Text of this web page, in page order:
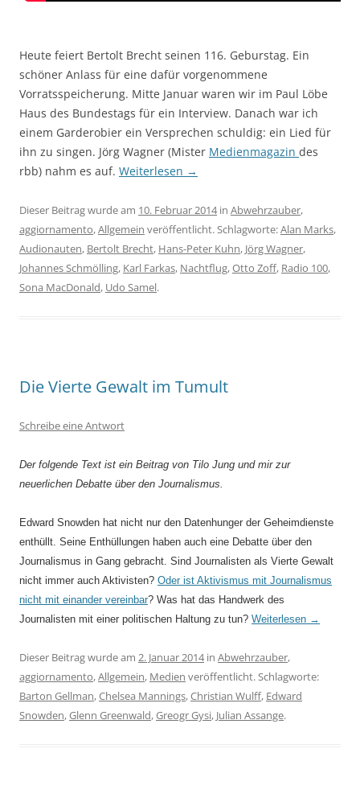
Heute feiert Bertolt Brecht seinen 116. Geburstag. Ein
schöner Anlass für eine dafür vorgenommene
Vorratsspeicherung. Mitte Januar waren wir im Paul Löbe
Haus des Bundestags für ein Interview. Danach war ich
einem Garderobier ein Versprechen schuldig: ein Lied für
ihn zu singen. Jörg Wagner (Mister Medienmagazin des
rbb) nahm es auf. Weiterlesen →
Dieser Beitrag wurde am 10. Februar 2014in Abwehrzauber,
aggiornamento,Allgemein veröffentlicht. Schlagworte:Alan Marks,
Audionauten, Bertolt Brecht, Hans-Peter Kuhn, Jörg Wagner,
Johannes Schmölling, Karl Farkas, Nachtflug,Otto Zoff, Radio 100,
Sona MacDonald, Udo Samel.
Die Vierte Gewalt im Tumult
Schreibe eine Antwort
Der folgende Text ist ein Beitrag von Tilo Jung und mir zur
neuerlichen Debatte über den Journalismus.
Edward Snowden hat nicht nur den Datenhunger der Geheimdienste
enthüllt. Seine Enthüllungen haben auch eine Debatte über den
Journalismus in Gang gebracht. Sind Journalisten als Vierte Gewalt
nicht immer auch Aktivisten? Oder ist Aktivismus mit Journalismus
nicht mit einander vereinbar? Was hat das Handwerk des
Journalisten mit einer politischen Haltung zu tun? Weiterlesen →
Dieser Beitrag wurde am 2. Januar 2014in Abwehrzauber,
aggiornamento,Allgemein, Medien veröffentlicht. Schlagworte:
Barton Gellman,Chelsea Mannings,Christian Wulff, Edward
Snowden,Glenn Greenwald,Greogr Gysi, Julian Assange.